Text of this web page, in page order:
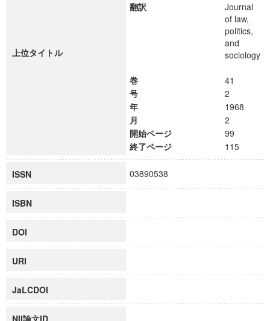
上位タイトル
翻訳
Journal
of law,
politics,
and
sociology
巻
41
号
2
年
1968
月
2
開始ページ
99
終了ページ
115
ISSN 03890538
ISBN
DOI
URI
JaLCDOI
NII論文ID